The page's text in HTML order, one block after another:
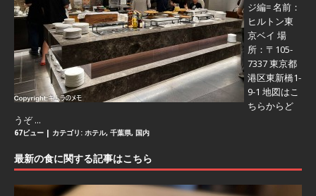
ジ編=名前：
ヒルトン東
京ベイ 場
所：〒105-
7337 東京都
港区東新橋1-
9-1 地図はこ
ちらからど
うぞ ...
67ビュー | カテゴリ: ホテル, 千葉県, 国内
最新の食に関する記事はこちら